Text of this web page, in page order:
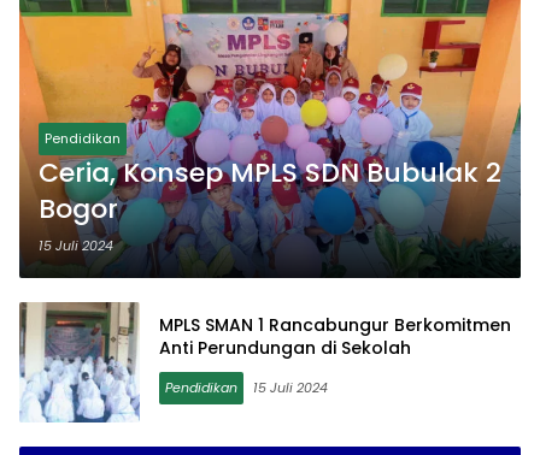
Pendidikan
Ceria, Konsep MPLS SDN Bubulak 2
Bogor
15 Juli 2024
MPLS SMAN 1 Rancabungur Berkomitmen
Anti Perundungan di Sekolah
Pendidikan 15 Juli 2024